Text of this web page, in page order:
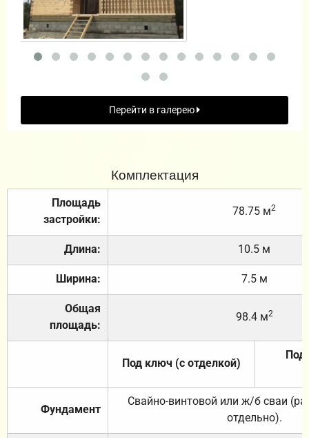
Перейти в галерею
Комплектация
Площадь
застройки:
78.75 м2
Длина: 10.5 м
Ширина: 7.5 м
Общая
площадь:
98.4 м2
Под ключ (с отделкой)
Под
Фундамент
Свайно-винтовой или ж/б сваи
отдельно).